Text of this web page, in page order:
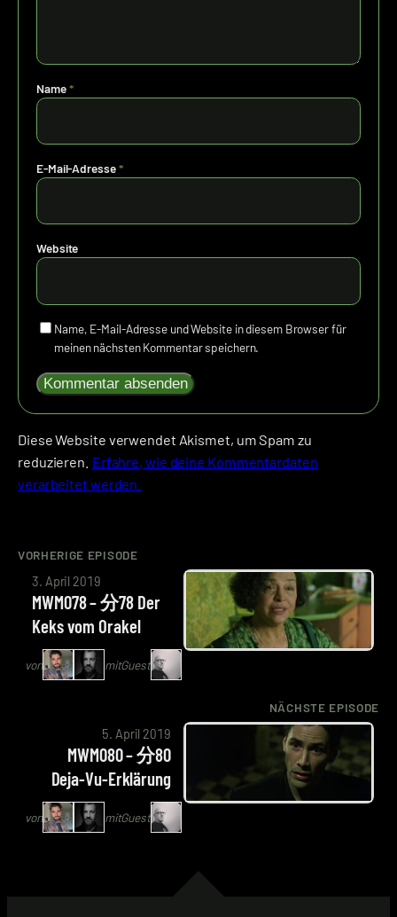
Name*
E-Mail-Adresse*
Website
Name, E-Mail-Adresse und Website in diesem Browser für
meinen nächsten Kommentar speichern.
Diese Website verwendet Akismet, um Spam zu
reduzieren. Erfahre, wie deine Kommentardaten
verarbeitet werden.
VORHERIGE EPISODE
3. April 2019
MWM078 – 分78 Der
Keks vom Orakel
von mitGuest
von
Bastian
Wölfle
Schlingel,
Alexander
Hoaxmaster
Bauch
NÄCHSTE EPISODE
5. April 2019
MWM080 – 分80
Deja-Vu-Erklärung
und das Mausende
von mitGuest
Wölfle
Schlingel,
Alexander